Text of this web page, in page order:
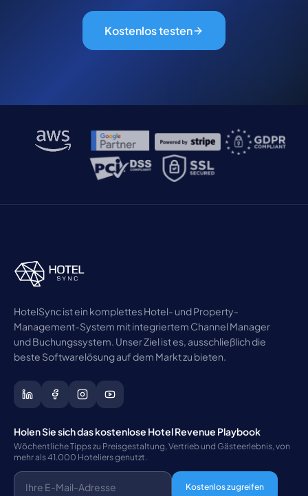
Kostenlos testen
HotelSync ist ein komplettes Hotel- und Property-
Management-System mit integriertem Channel Manager
und Buchungssystem. Unser Ziel ist es, ausschließlich die
beste Softwarelösung auf dem Markt zu bieten.
Holen Sie sich das kostenlose Hotel Revenue Playbook
Wöchentliche Tipps zu Preisgestaltung, Vertrieb und Gästeerlebnis, von
mehr als 41.000 Hoteliers genutzt.
Kostenlos zugreifen